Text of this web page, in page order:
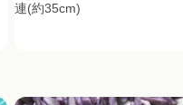
連(約35cm)